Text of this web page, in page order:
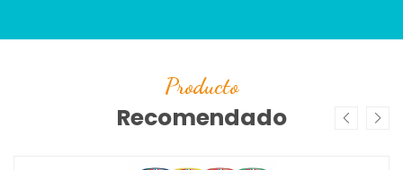
Producto
Recomendado